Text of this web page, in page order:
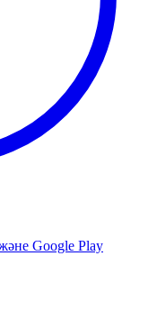
Google Play